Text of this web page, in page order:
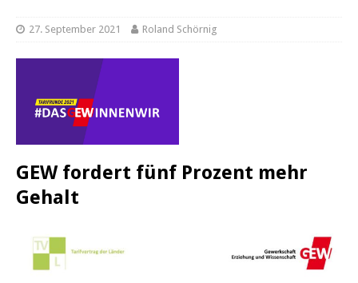
27. September 2021 Roland Schörnig
GEW fordert fünf Prozent mehr
Gehalt